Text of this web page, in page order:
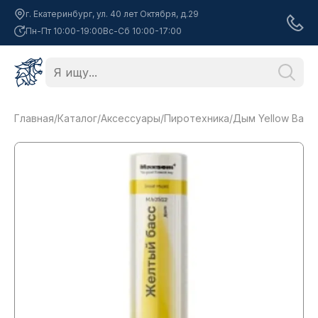
г. Екатеринбург, ул. 40 лет Октября, д.29
Пн-Пт 10:00-19:00Вс-Сб 10:00-17:00
Главная/Каталог/Аксессуары/Пиротехника/Дым Yellow